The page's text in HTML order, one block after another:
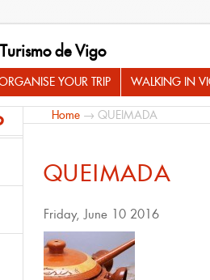
Turismo de Vigo
YOUR TRIP WALKING IN
Home → QUEIMADA
QUEIMADA
Friday, June 10 2016